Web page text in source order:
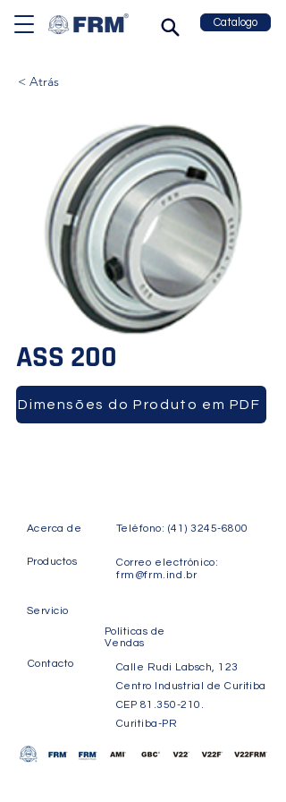
Catalogo
< Atrás
ASS 200
Dimensões do Produto em PDF
Acerca de Teléfono: (41) 3245-6800
Productos
Correo electrónico:
frm@frm.ind.br
Servicio
Políticas de
Vendas
Contacto
Calle Rudi Labsch, 123
Centro Industrial de Curitiba
CEP 81.350-210 .
Curitiba-PR